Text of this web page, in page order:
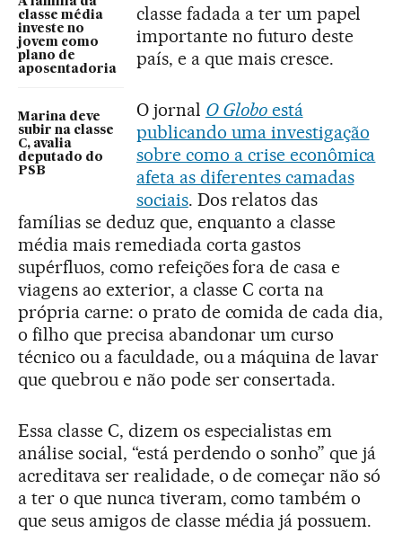
classe média
investe no
jovem como
plano de
aposentadoria
Marina deve
subir na classe
C, avalia
deputado do
PSB
classe fadada a ter um papel
importante no futuro deste
país, e a que mais cresce.
O jornal O Globoestá
publicando uma investigação
sobre como a crise econômica
afeta as diferentes camadas
sociais. Dos relatos das
famílias se deduz que, enquanto a classe
média mais remediada corta gastos
supérfluos, como refeições fora de casa e
viagens ao exterior, a classe C corta na
própria carne: o prato de comida de cada dia,
o filho que precisa abandonar um curso
técnico ou a faculdade, ou a máquina de lavar
que quebrou e não pode ser consertada.
Essa classe C, dizem os especialistas em
análise social, “está perdendo o sonho” que já
acreditava ser realidade, o de começar não só
a ter o que nunca tiveram, como também o
que seus amigos de classe média já possuem.